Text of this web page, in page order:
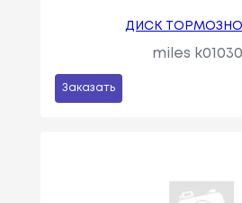
ДИСК
miles
Заказать